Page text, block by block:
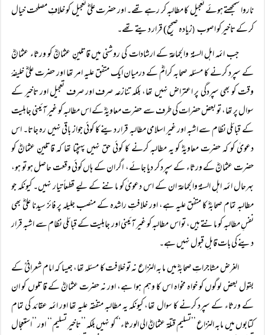
ناروا سمجھتے ہوئے تعجیل کا مطالبہ کر رہے تھے۔ اور حضرت علیؓ تعجیل کو خلافِ مصلحت خیال
کر کے تاخیر کو اصوب (زیادہ صحیح) قرار دیتے تھے۔
جب ائمہ اہل السنۃ والجماعۃ کے ارشادات کی روشنی میں قاتلینِ عثمانؓ کو ورثاء عثمانؓ
کے سپرد کرنے کا مسئلہ صحابہ کرامؓ کے درمیان ایک متفق علیہ امر تھا اور حضرت علیؓ خلیفۂ
وقت کو بھی سپردگی پر اعتراض نہیں تھا، بلکہ تنازعہ صرف اور صرف تعجیل اور تاخیر کے
سوال پر تھا، تو بعض حضرات کی طرف سے حضرت معاویہؓ کے اس مطالبہ کو غیر آئینی جاہلیت
کے قبائلی نظام سے اشبہ اور غیر اسلامی مطالبہ قرار دینے کا کوئی جواز باقی نہیں رہ جاتا۔ اس
دعویٰ کو کہ حضرت معاویہؓ کو یہ مطالبہ کرنے کا کوئی حق نہیں پہنچتا تھا کہ قاتلینِ عثمانؓ کو
حضرت عثمانؓ کے ورثاء کے سپرد کر دیا جائے، اگر ان کے ہاں کوئی وقعت حاصل ہو تو ہو،
بہرحال ائمہ اہل السنۃ والجماعۃ ان کے اس دعویٰ کو ماننے کے لیے قطعاً تیار نہیں۔ کیونکہ جو
مطالبہ تمام صحابہؓ کا متفق علیہ ہے، اور خلافتِ راشدہ کے منصب جلیلہ پر فائز سیدنا علیؓ بھی
نفسِ مطالبہ کو مانتے ہیں، تو اس مطالبہ کو غیر آئینی اور جاہلیت کے قبائلی نظام سے اشبہ قرار
دینے کی بات قابلِ قبول نہیں ہے۔
الغرض مشاجراتِ صحابہؓ میں ما بہ النزاع نہ تو خلافت کا مسئلہ تھا، جیسا کہ امام شعرانیؒ کے
بقول بعض لوگوں کو خواہ مخواہ اس کا وہم ہوا ہے، اور نہ حضرت عثمانؓ کے قاتلوں کو ان
کے ورثاء کے سپرد کرنے کا سوال تھا، کیونکہ یہ مطالبہ متفقہ علیہ تھا اور ائمہ عقائد کی تمام
کتابوں میں مابہ النزاع ’’تسلیم قتلۃ عثمانؓ الی الورثاء‘‘ کو نہیں بلکہ ’’تاخیر تسلیم‘‘ اور ’’استعجال